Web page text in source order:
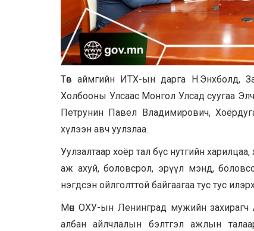
Төв аймгийн ИТХ-ын дарга Н.Энхболд,
Холбооны Улсаас Монгол Улсад суугаа
Петрунин Павел Владимирович,
хүлээн авч уулзлаа.
Уулзалтаар хоёр тал бүс нутгийн
аж ахуй, боловсрол, эрүүл мэнд,
нэгдсэн ойлголттой байгаагаа тус тус
Мөн ОХУ-ын Ленинград мужийн захирагч
албан айлчлалын бэлтгэл ажлын